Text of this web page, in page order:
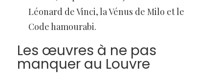
Léonard de Vinci, la Vénus de Milo et le
Code hamourabi.
Les œuvres à ne pas
manquer au Louvre